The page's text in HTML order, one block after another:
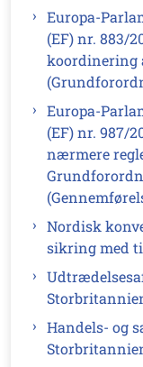
Europa-
(EF) nr. 883/
koordinering
Europa-
(EF) nr. 987/
nærmere
Nordisk
sikring med
Handels- og